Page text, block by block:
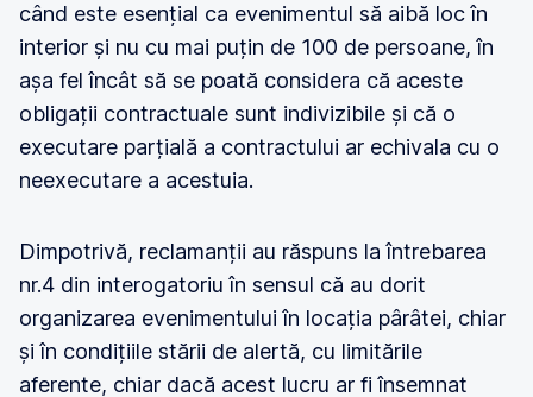
când este esențial ca evenimentul să aibă loc în
interior și nu cu mai puțin de 100 de persoane, în
așa fel încât să se poată considera că aceste
obligații contractuale sunt indivizibile și că o
executare parțială a contractului ar echivala cu o
neexecutare a acestuia.
Dimpotrivă, reclamanții au răspuns la întrebarea
nr.4 din interogatoriu în sensul că au dorit
organizarea evenimentului în locația pârâtei, chiar
și în condițiile stării de alertă, cu limitările
aferente, chiar dacă acest lucru ar fi însemnat